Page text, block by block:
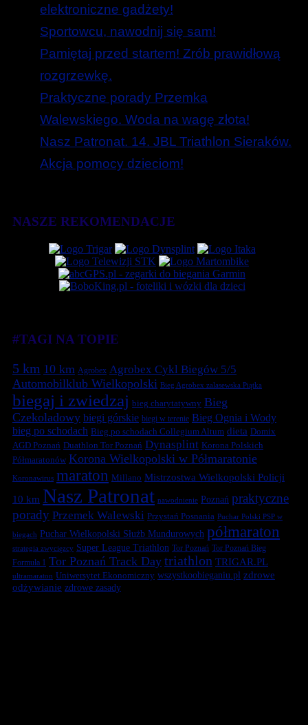
elektroniczne gadżety!
Sportowcu, nawodnij się sam!
Pamiętaj przed startem! Zrób prawidłową
rozgrzewkę.
Praktyczne porady Przemka
Walewskiego. Woda na wagę złota!
Nasz Patronat. 14. JBL Triathlon Sieraków.
Akcja pomocy dzieciom!
NASZE REKOMENDACJE
#TAGI NA TOPIE
5 km 10 km Agrobex Agrobex Cykl Biegów 5/5
Automobilklub Wielkopolski Bieg Agrobex zalasewska Piątka
biegaj i zwiedzaj bieg charytatywny Bieg
Czekoladowy biegi górskie biegi w terenie Bieg Ognia i Wody
bieg po schodach Bieg po schodach Collegium Altum dieta Domix
AGD Poznań Duathlon Tor Poznań Dynasplint Korona Polskich
Półmaratonów Korona Wielkopolski w Półmaratonie
Koronawirus maraton Millano Mistrzostwa Wielkopolski Policji
10 km Nasz Patronat nawodnienie Poznań praktyczne
porady Przemek Walewski Przystań Posnania Puchar Polski PSP w
biegach Puchar Wielkopolski Służb Mundurowych półmaraton
strategia zwycięzcy Super League Triathlon Tor Poznań Tor Poznań Bieg
Formuła 1 Tor Poznań Track Day triathlon TRIGAR.PL
ultramaraton Uniwersytet Ekonomiczny wszystkoobieganiu.pl zdrowe
odżywianie zdrowe zasady